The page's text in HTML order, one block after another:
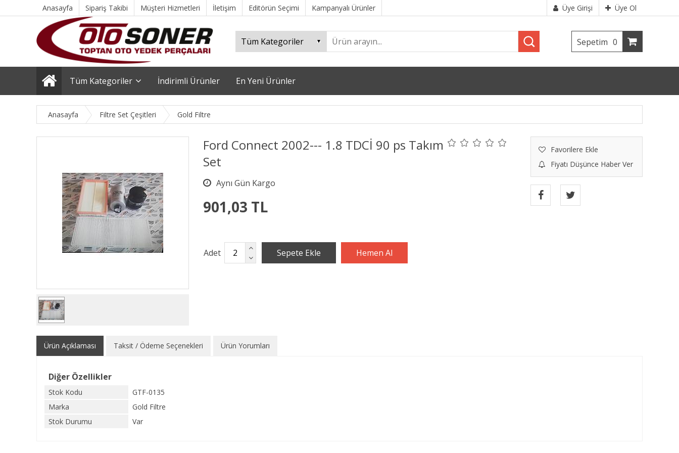
Anasayfa Sipariş Takibi Müşteri Hizmetleri İletişim Editörün Seçimi Kampanyalı Ürünler Üye Girişi Üye Ol
Sepetim 0
Tüm Kategoriler İndirimli Ürünler En Yeni Ürünler
Anasayfa Filtre Set Çeşitleri Gold Filtre
Ford Connect 2002--- 1.8 TDCİ 90 ps Takım
Set
Favorilere Ekle
Fiyatı Düşünce Haber Ver
901,03 TL
Adet
Ürün Açıklaması Taksit / Ödeme Seçenekleri Ürün Yorumları
Diğer Özellikler
Stok Kodu
GTF-0135
Marka
Gold Filtre
Stok Durumu
Var